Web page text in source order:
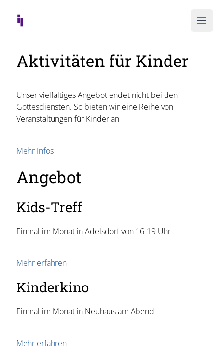
Aktivitäten für Kinder
Unser vielfältiges Angebot endet nicht bei den
Gottesdiensten. So bieten wir eine Reihe von
Veranstaltungen für Kinder an
Mehr Infos
Angebot
Kids-Treff
Einmal im Monat in Adelsdorf von 16-19 Uhr
Mehr erfahren
Kinderkino
Einmal im Monat in Neuhaus am Abend
Mehr erfahren